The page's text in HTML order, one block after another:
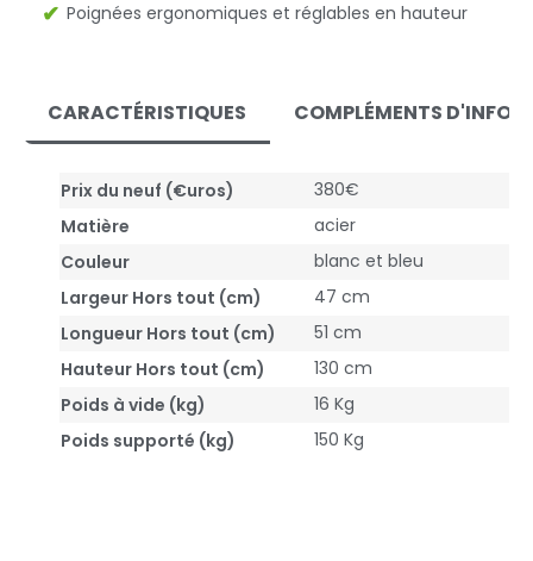
Poignées ergonomiques et réglables en hauteur
CARACTÉRISTIQUES COMPLÉMENTS
Prix du neuf (€uros)
380€
Matière
acier
Couleur
blanc et bleu
Largeur Hors tout (cm)
47 cm
Longueur Hors tout (cm)
51 cm
Hauteur Hors tout (cm)
130 cm
Poids à vide (kg)
16 Kg
Poids supporté (kg)
150 Kg